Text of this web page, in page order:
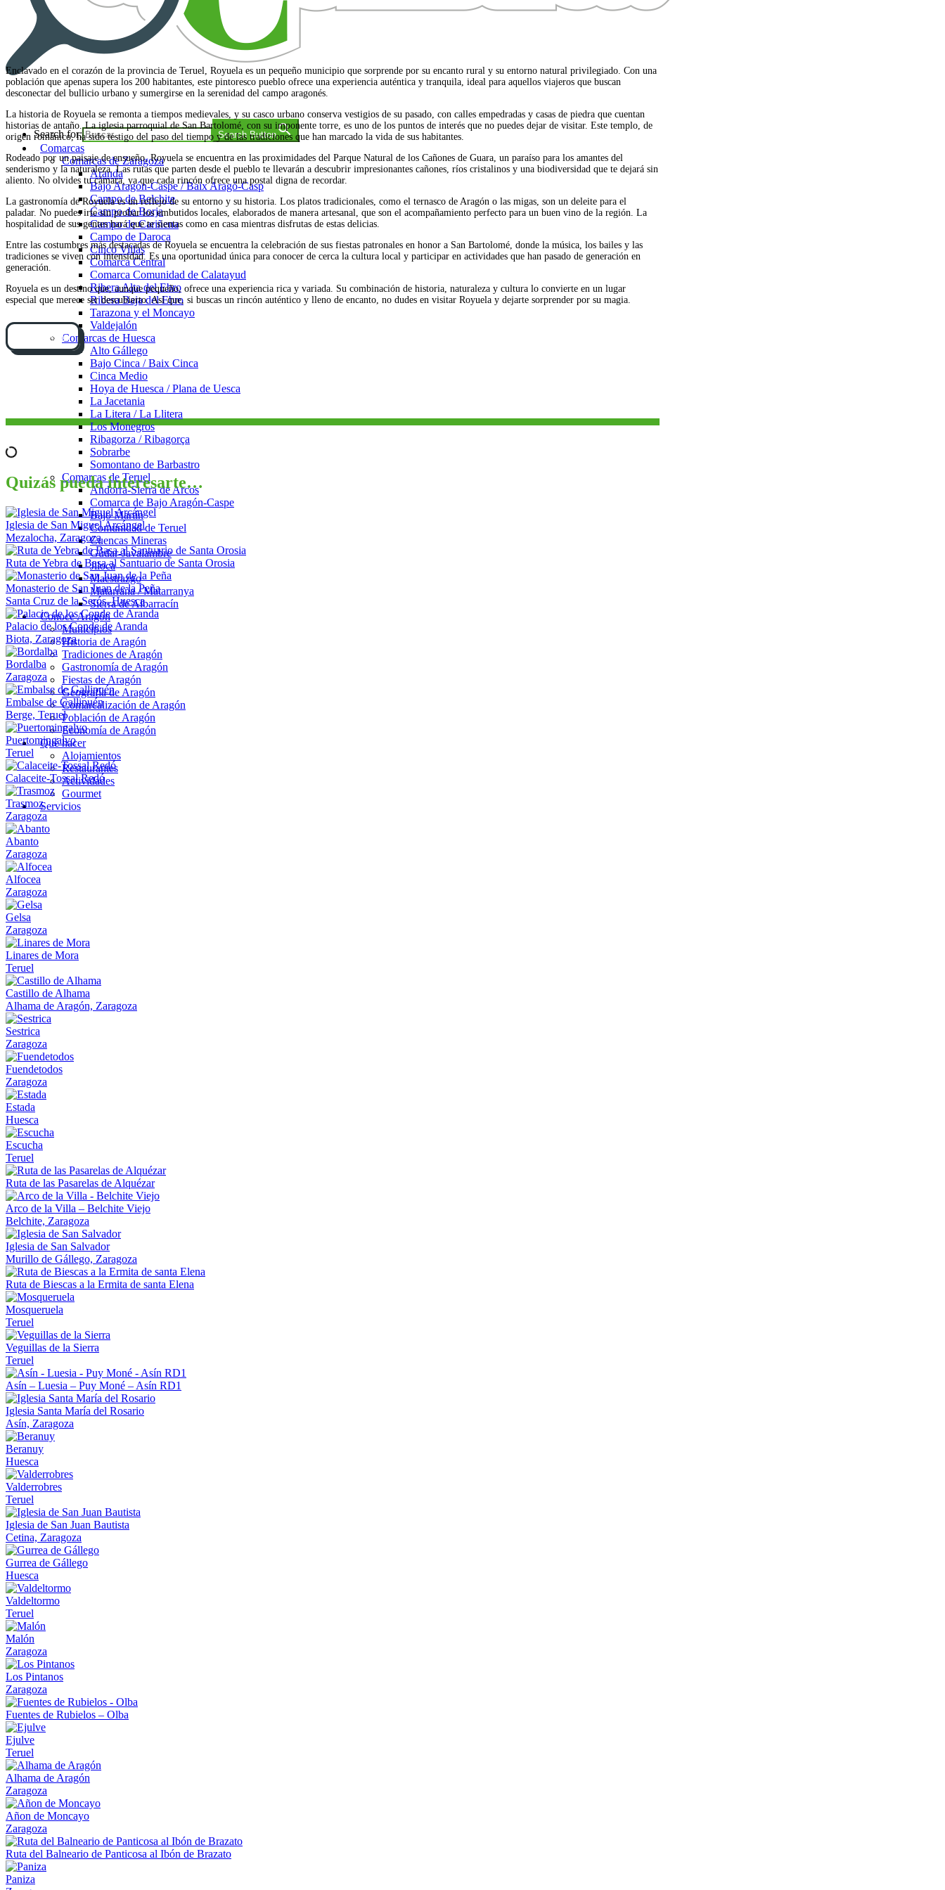
Comarca a comarca
Search for: Search Button
Comarcas
Comarcas de Zaragoza
Aranda
Bajo Aragón-Caspe / Baix Aragó-Casp
Campo de Belchite
Campo de Borja
Campo de Cariñena
Campo de Daroca
Cinco Villas
Comarca Central
Comarca Comunidad de Calatayud
Ribera Alta del Ebro
Ribera Baja del Ebro
Tarazona y el Moncayo
Valdejalón
Comarcas de Huesca
Alto Gállego
Bajo Cinca / Baix Cinca
Cinca Medio
Hoya de Huesca / Plana de Uesca
La Jacetania
La Litera / La Llitera
Los Monegros
Ribagorza / Ribagorça
Sobrarbe
Somontano de Barbastro
Comarcas de Teruel
Andorra-Sierra de Arcos
Comarca de Bajo Aragón-Caspe
Bajo Martín
Comunidad de Teruel
Cuencas Mineras
Gúdar-Javalambre
Jiloca
Maestrazgo
Matarraña / Matarranya
Sierra de Albarracín
Conoce Aragón
Municipios
Historia de Aragón
Tradiciones de Aragón
Gastronomía de Aragón
Fiestas de Aragón
Geografía de Aragón
Comarcalización de Aragón
Población de Aragón
Economía de Aragón
Qué hacer
Alojamientos
Restaurantes
Actividades
Gourmet
Servicios
Enclavado en el corazón de la provincia de Teruel, Royuela es un pequeño municipio que sorprende por su encanto rural y su entorno natural privilegiado. Con una
población que apenas supera los 200 habitantes, este pintoresco pueblo ofrece una experiencia auténtica y tranquila, ideal para aquellos viajeros que buscan
desconectar del bullicio urbano y sumergirse en la serenidad del campo aragonés.
La historia de Royuela se remonta a tiempos medievales, y su casco urbano conserva vestigios de su pasado, con calles empedradas y casas de piedra que cuentan
historias de antaño. La iglesia parroquial de San Bartolomé, con su imponente torre, es uno de los puntos de interés que no puedes dejar de visitar. Este templo, de
origen románico, ha sido testigo del paso del tiempo y de las tradiciones que han marcado la vida de sus habitantes.
Rodeado por un paisaje de ensueño, Royuela se encuentra en las proximidades del Parque Natural de los Cañones de Guara, un paraíso para los amantes del
senderismo y la naturaleza. Las rutas que parten desde el pueblo te llevarán a descubrir impresionantes cañones, ríos cristalinos y una biodiversidad que te dejará sin
aliento. No olvides tu cámara, ya que cada rincón ofrece una postal digna de recordar.
La gastronomía de Royuela es un reflejo de su entorno y su historia. Los platos tradicionales, como el ternasco de Aragón o las migas, son un deleite para el
paladar. No puedes irte sin probar los embutidos locales, elaborados de manera artesanal, que son el acompañamiento perfecto para un buen vino de la región. La
hospitalidad de sus gentes hará que te sientas como en casa mientras disfrutas de estas delicias.
Entre las costumbres más destacadas de Royuela se encuentra la celebración de sus fiestas patronales en honor a San Bartolomé, donde la música, los bailes y las
tradiciones se viven con intensidad. Es una oportunidad única para conocer de cerca la cultura local y participar en actividades que han pasado de generación en
generación.
Royuela es un destino que, aunque pequeño, ofrece una experiencia rica y variada. Su combinación de historia, naturaleza y cultura lo convierte en un lugar
especial que merece ser descubierto. Así que, si buscas un rincón auténtico y lleno de encanto, no dudes en visitar Royuela y dejarte sorprender por su magia.
Cómo llegar
Quizás pueda interesarte…
Iglesia de San Miguel Arcángel
Mezalocha, Zaragoza
Ruta de Yebra de Basa al Santuario de Santa Orosia
Monasterio de San Juan de la Peña
Santa Cruz de la Serós, Huesca
Palacio de los Conde de Aranda
Biota, Zaragoza
Bordalba
Zaragoza
Embalse de Gallipuén
Berge, Teruel
Puertomingalvo
Teruel
Calaceite-Tossal Redó
Trasmoz
Zaragoza
Abanto
Zaragoza
Alfocea
Zaragoza
Gelsa
Zaragoza
Linares de Mora
Teruel
Castillo de Alhama
Alhama de Aragón, Zaragoza
Sestrica
Zaragoza
Fuendetodos
Zaragoza
Estada
Huesca
Escucha
Teruel
Ruta de las Pasarelas de Alquézar
Arco de la Villa – Belchite Viejo
Belchite, Zaragoza
Iglesia de San Salvador
Murillo de Gállego, Zaragoza
Ruta de Biescas a la Ermita de santa Elena
Mosqueruela
Teruel
Veguillas de la Sierra
Teruel
Asín – Luesia – Puy Moné – Asín RD1
Iglesia Santa María del Rosario
Asín, Zaragoza
Beranuy
Huesca
Valderrobres
Teruel
Iglesia de San Juan Bautista
Cetina, Zaragoza
Gurrea de Gállego
Huesca
Valdeltormo
Teruel
Malón
Zaragoza
Los Pintanos
Zaragoza
Fuentes de Rubielos – Olba
Ejulve
Teruel
Alhama de Aragón
Zaragoza
Añon de Moncayo
Zaragoza
Ruta del Balneario de Panticosa al Ibón de Brazato
Paniza